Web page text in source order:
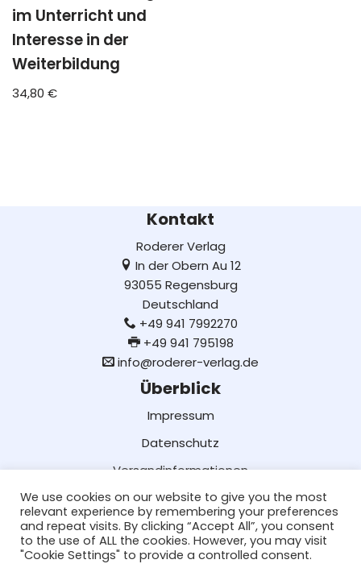
im Unterricht und
Interesse in der
Weiterbildung
34,80 €
Kontakt
Roderer Verlag
In der Obern Au 12
93055 Regensburg
Deutschland
+49 941 7992270
+49 941 795198
info@roderer-verlag.de
Überblick
Impressum
Datenschutz
Versandinformationen
Lieferung und Bezahlung
AGB
Social Media
We use cookies on our website to give you the most
relevant experience by remembering your preferences
and repeat visits. By clicking “Accept All”, you consent
to the use of ALL the cookies. However, you may visit
"Cookie Settings" to provide a controlled consent.